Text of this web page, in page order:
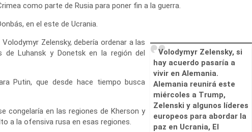
como parte de Rusia para poner fin a la guerra.
en el este de Ucrania.
Volodymyr Zelensky, si
hay acuerdo pasaría a
vivir en Alemania.
Alemania reunirá este
miércoles a Trump,
Zelenski y algunos líderes
europeos para abordar la
paz en Ucrania, El
Zelensky, debería ordenar a las
de Luhansk y Donetsk en la región del
Putin, que desde hace tiempo busca
congelaría en las regiones de Kherson y
a la ofensiva rusa en esas regiones.